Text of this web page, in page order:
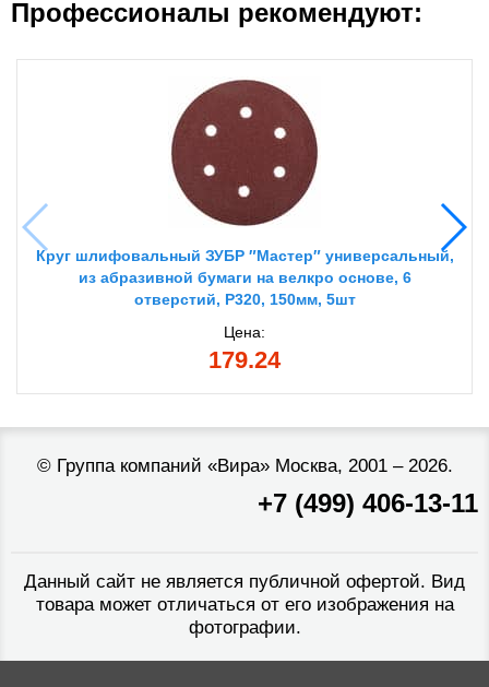
Профессионалы рекомендуют:
Круг шлифовальный ЗУБР ″Мастер″ универсальный,
из абразивной бумаги на велкро основе, 6
отверстий, Р320, 150мм, 5шт
Цена:
179.24
© Группа компаний «Вира»Москва, 2001 – 2026.
+7 (499) 406-13-11
Данный сайт не является публичной офертой. Вид
товара может отличаться от его изображения на
фотографии.